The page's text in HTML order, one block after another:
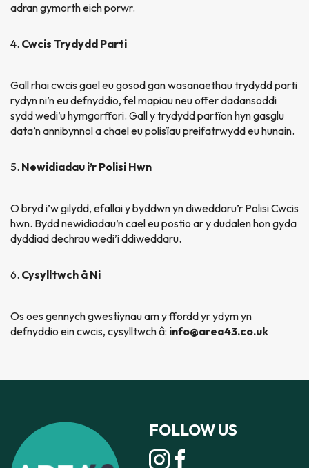
adran gymorth eich porwr.
Cwcis Trydydd Parti
Gall rhai cwcis gael eu gosod gan wasanaethau trydydd parti
rydyn ni’n eu defnyddio, fel mapiau neu offer dadansoddi
sydd wedi’u hymgorffori. Gall y trydydd partïon hyn gasglu
data’n annibynnol a chael eu polisïau preifatrwydd eu hunain.
Newidiadau i’r Polisi Hwn
O bryd i’w gilydd, efallai y byddwn yn diweddaru’r Polisi Cwcis
hwn. Bydd newidiadau’n cael eu postio ar y dudalen hon gyda
dyddiad dechrau wedi’i ddiweddaru.
Cysylltwch â Ni
Os oes gennych gwestiynau am y ffordd yr ydym yn
defnyddio ein cwcis, cysylltwch â: info@area43.co.uk
FOLLOW US